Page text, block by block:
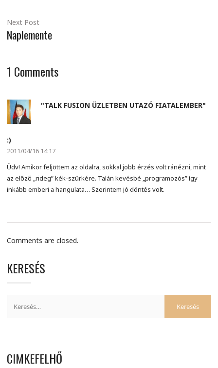
Next Post
Naplemente
1 Comments
"TALK FUSION ÜZLETBEN UTAZÓ FIATALEMBER"
:)
2011/04/16 14:17
Üdv! Amikor feljöttem az oldalra, sokkal jobb érzés volt ránézni, mint
az előző „rideg” kék-szürkére. Talán kevésbé „programozós” így
inkább emberi a hangulata… Szerintem jó döntés volt.
Comments are closed.
KERESÉS
CIMKEFELHŐ